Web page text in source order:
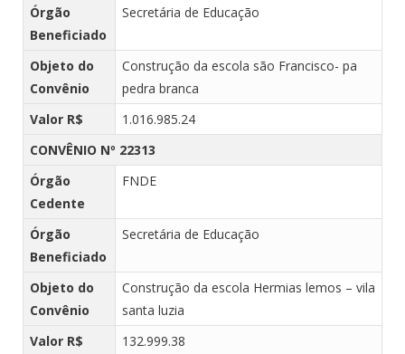
Órgão
Beneficiado
Secretária de Educação
Objeto do
Convênio
Construção da escola são Francisco- pa
pedra branca
Valor R$
1.016.985.24
CONVÊNIO Nº 22313
Órgão
Cedente
FNDE
Órgão
Beneficiado
Secretária de Educação
Objeto do
Convênio
Construção da escola Hermias lemos – vila
santa luzia
Valor R$
132.999.38